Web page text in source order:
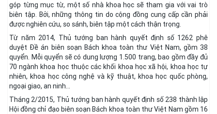
góp từng mục từ, một số nhà khoa học sẽ tham gia với vai trò
biên tập. Bởi, những thông tin do cộng đồng cung cấp cần phải
được nghiên cứu, so sánh, biên tập một cách thận trọng.
Từ năm 2014, Thủ tướng ban hành quyết định số 1262 phê
duyệt Đề án biên soạn Bách khoa toàn thư Việt Nam, gồm 38
quyển. Mỗi quyển sẽ có dung lượng 1.500 trang, bao gồm đầy đủ
70 ngành khoa học thuộc các khối khoa học xã hội, khoa học tự
nhiên, khoa học công nghệ và kỹ thuật, khoa học quốc phòng,
ngoại giao, an ninh…
Tháng 2/2015, Thủ tướng ban hành quyết định số 238 thành lập
Hội đồng chỉ đạo biên soạn Bách khoa toàn thư Việt Nam gồm 16